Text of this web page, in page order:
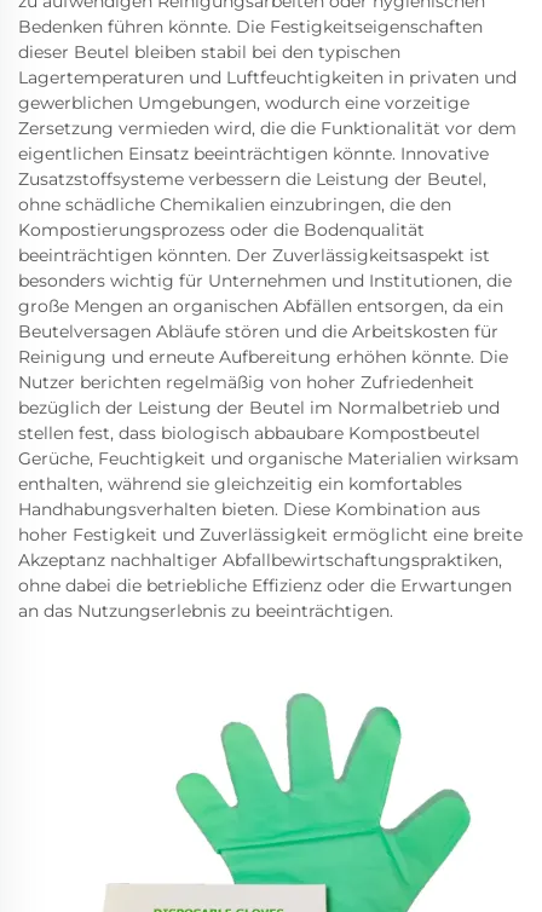
Bedenken führen könnte. Die Festigkeitseigenschaften
dieser Beutel bleiben stabil bei den typischen
Lagertemperaturen und Luftfeuchtigkeiten in privaten und
gewerblichen Umgebungen, wodurch eine vorzeitige
Zersetzung vermieden wird, die die Funktionalität vor dem
eigentlichen Einsatz beeinträchtigen könnte. Innovative
Zusatzstoffsysteme verbessern die Leistung der Beutel,
ohne schädliche Chemikalien einzubringen, die den
Kompostierungsprozess oder die Bodenqualität
beeinträchtigen könnten. Der Zuverlässigkeitsaspekt ist
besonders wichtig für Unternehmen und Institutionen, die
große Mengen an organischen Abfällen entsorgen, da ein
Beutelversagen Abläufe stören und die Arbeitskosten für
Reinigung und erneute Aufbereitung erhöhen könnte. Die
Nutzer berichten regelmäßig von hoher Zufriedenheit
bezüglich der Leistung der Beutel im Normalbetrieb und
stellen fest, dass biologisch abbaubare Kompostbeutel
Gerüche, Feuchtigkeit und organische Materialien wirksam
enthalten, während sie gleichzeitig ein komfortables
Handhabungsverhalten bieten. Diese Kombination aus
hoher Festigkeit und Zuverlässigkeit ermöglicht eine breite
Akzeptanz nachhaltiger Abfallbewirtschaftungspraktiken,
ohne dabei die betriebliche Effizienz oder die Erwartungen
an das Nutzungserlebnis zu beeinträchtigen.